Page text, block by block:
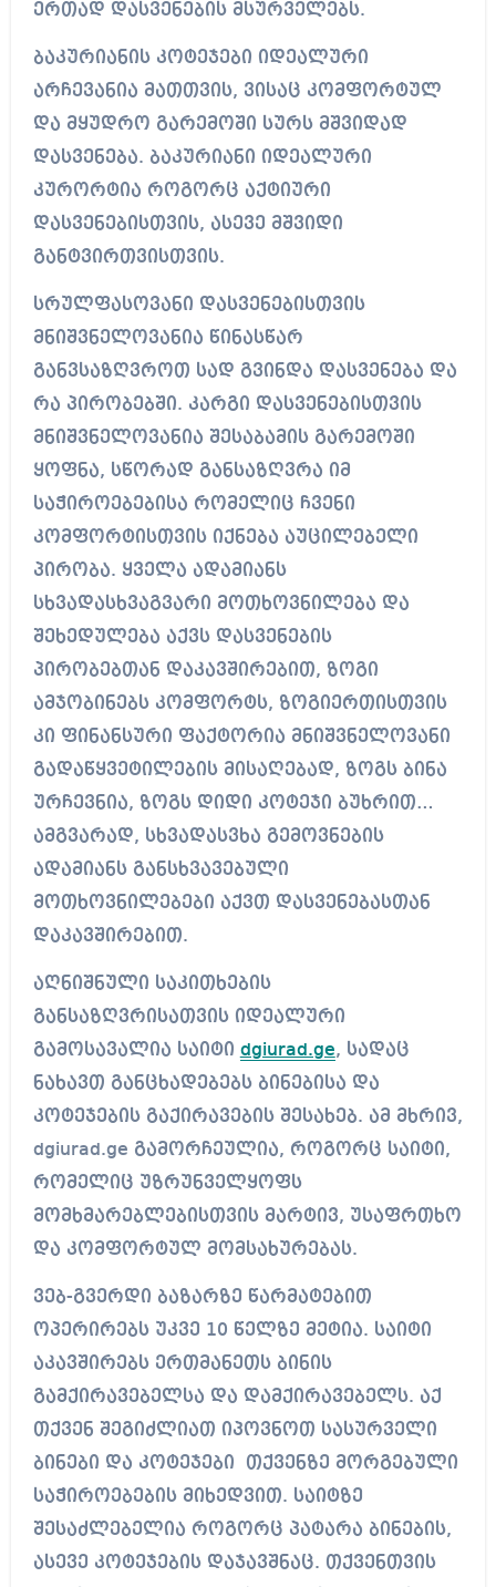
ერთად დასვენების მსურველებს.
ბაკურიანის კოტეჯები იდეალური
არჩევანია მათთვის, ვისაც კომფორტულ
და მყუდრო გარემოში სურს მშვიდად
დასვენება. ბაკურიანი იდეალური
კურორტია როგორც აქტიური
დასვენებისთვის, ასევე მშვიდი
განტვირთვისთვის.
სრულფასოვანი დასვენებისთვის
მნიშვნელოვანია წინასწარ
განვსაზღვროთ სად გვინდა დასვენება და
რა პირობებში. კარგი დასვენებისთვის
მნიშვნელოვანია შესაბამის გარემოში
ყოფნა, სწორად განსაზღვრა იმ
საჭიროებებისა რომელიც ჩვენი
კომფორტისთვის იქნება აუცილებელი
პირობა. ყველა ადამიანს
სხვადასხვაგვარი მოთხოვნილება და
შეხედულება აქვს დასვენების
პირობებთან დაკავშირებით, ზოგი
ამჯობინებს კომფორტს, ზოგიერთისთვის
კი ფინანსური ფაქტორია მნიშვნელოვანი
გადაწყვეტილების მისაღებად, ზოგს ბინა
ურჩევნია, ზოგს დიდი კოტეჯი ბუხრით…
ამგვარად, სხვადასვხა გემოვნების
ადამიანს განსხვავებული
მოთხოვნილებები აქვთ დასვენებასთან
დაკავშირებით.
აღნიშნული საკითხების
განსაზღვრისათვის იდეალური
გამოსავალია საიტი dgiurad.ge, სადაც
ნახავთ განცხადებებს ბინებისა და
კოტეჯების გაქირავების შესახებ. ამ მხრივ,
dgiurad.ge გამორჩეულია, როგორც საიტი,
რომელიც უზრუნველყოფს
მომხმარებლებისთვის მარტივ, უსაფრთხო
და კომფორტულ მომსახურებას.
ვებ-გვერდი ბაზარზე წარმატებით
ოპერირებს უკვე 10 წელზე მეტია. საიტი
აკავშირებს ერთმანეთს ბინის
გამქირავებელსა და დამქირავებელს. აქ
თქვენ შეგიძლიათ იპოვნოთ სასურველი
ბინები და კოტეჯები თქვენზე მორგებული
საჭიროებების მიხედვით. საიტზე
შესაძლებელია როგორც პატარა ბინების,
ასევე კოტეჯების დაჯავშნაც. თქვენთვის